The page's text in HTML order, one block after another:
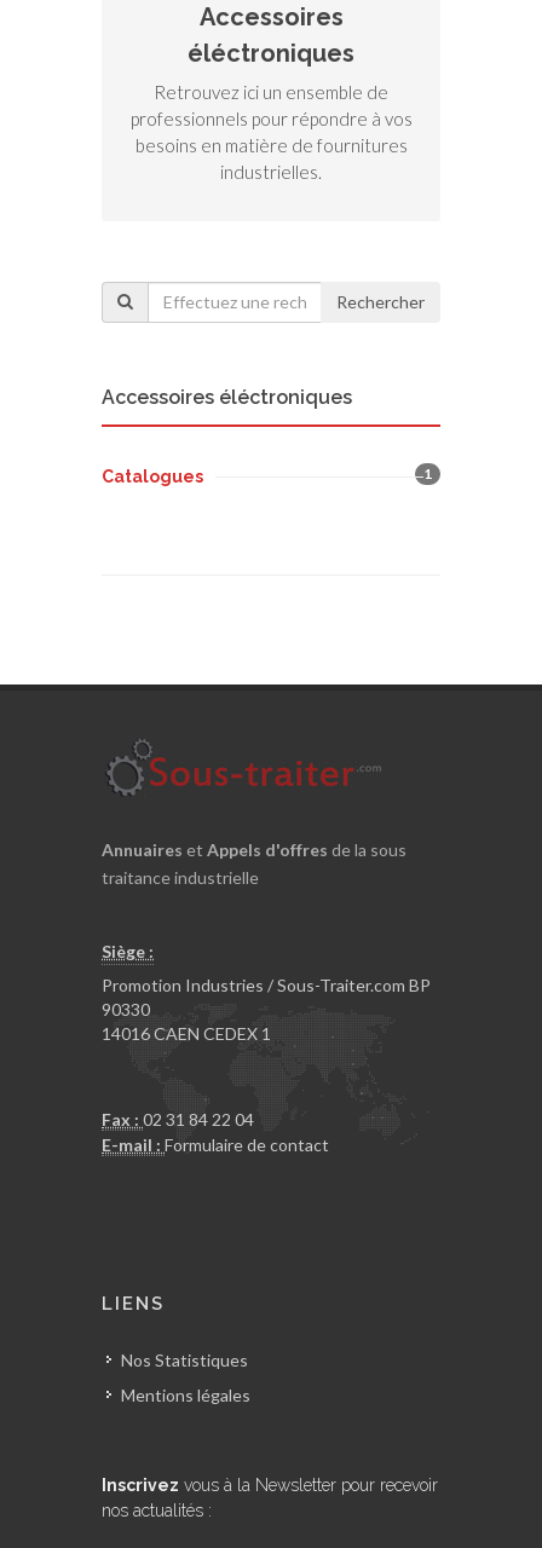
Accessoires
éléctroniques
Retrouvez ici un ensemble de
professionnels pour répondre à vos
besoins en matière de fournitures
industrielles.
Rechercher
Accessoires éléctroniques
Catalogues 1
Annuaires et Appels d'offres de la sous
traitance industrielle
Siège :
Promotion Industries / Sous-Traiter.com BP
90330
14016 CAEN CEDEX 1
Fax : 02 31 84 22 04
E-mail : Formulaire de contact
LIENS
Nos Statistiques
Mentions légales
Inscrivez vous à la Newsletter pour recevoir
nos actualités :